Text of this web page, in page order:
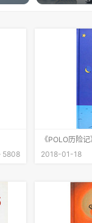
5808
《POLO历险
2018-01-18